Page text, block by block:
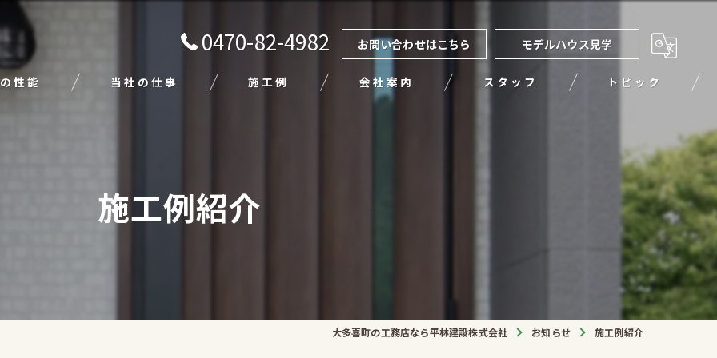
0470-82-4982 お問い合わせはこちら モデルハウス見学
性能 当社の仕事
エクステリア
施工例 会社案内 スタッフ トピック
施工例紹介
大多喜町の工務店なら平林建設株式会社 お知らせ 施工例紹介